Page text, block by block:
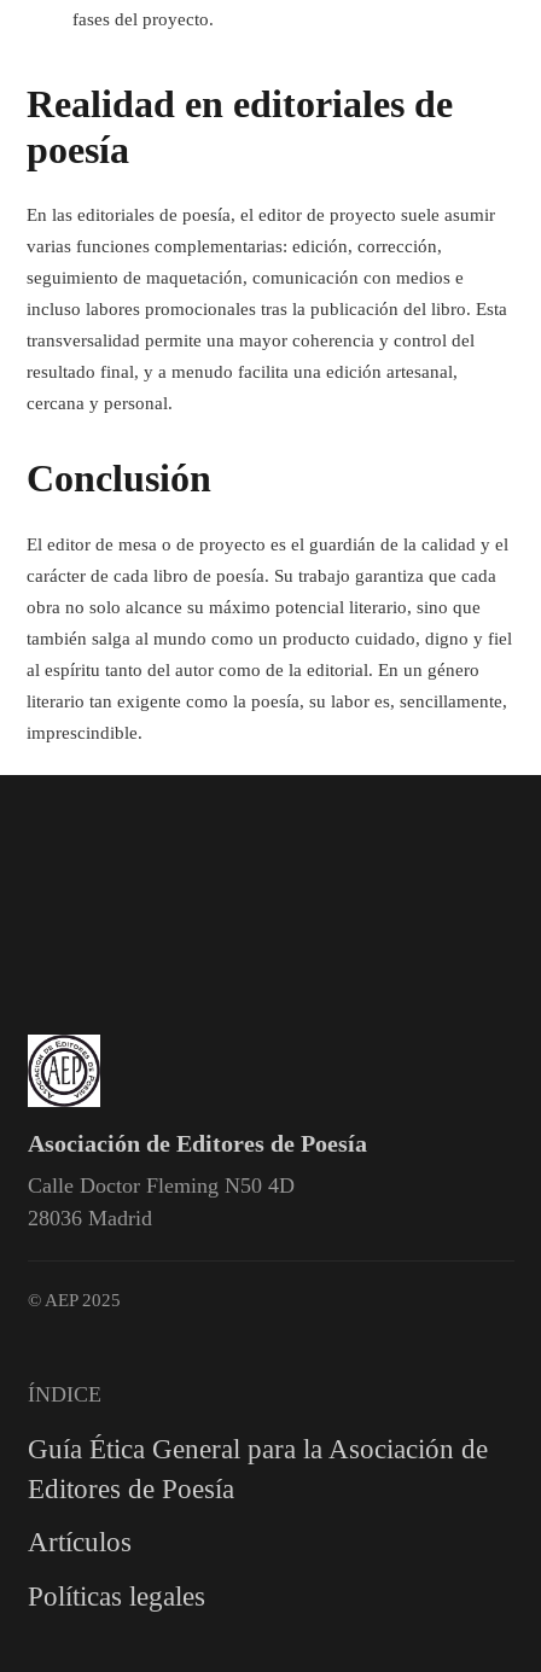
fases del proyecto.
Realidad en editoriales de
poesía
En las editoriales de poesía, el editor de proyecto suele asumir
varias funciones complementarias: edición, corrección,
seguimiento de maquetación, comunicación con medios e
incluso labores promocionales tras la publicación del libro. Esta
transversalidad permite una mayor coherencia y control del
resultado final, y a menudo facilita una edición artesanal,
cercana y personal.
Conclusión
El editor de mesa o de proyecto es el guardián de la calidad y el
carácter de cada libro de poesía. Su trabajo garantiza que cada
obra no solo alcance su máximo potencial literario, sino que
también salga al mundo como un producto cuidado, digno y fiel
al espíritu tanto del autor como de la editorial. En un género
literario tan exigente como la poesía, su labor es, sencillamente,
imprescindible.
Asociación de Editores de Poesía
Calle Doctor Fleming N50 4D
28036 Madrid
© AEP 2025
ÍNDICE
Guía Ética General para la Asociación de
Editores de Poesía
Artículos
Políticas legales